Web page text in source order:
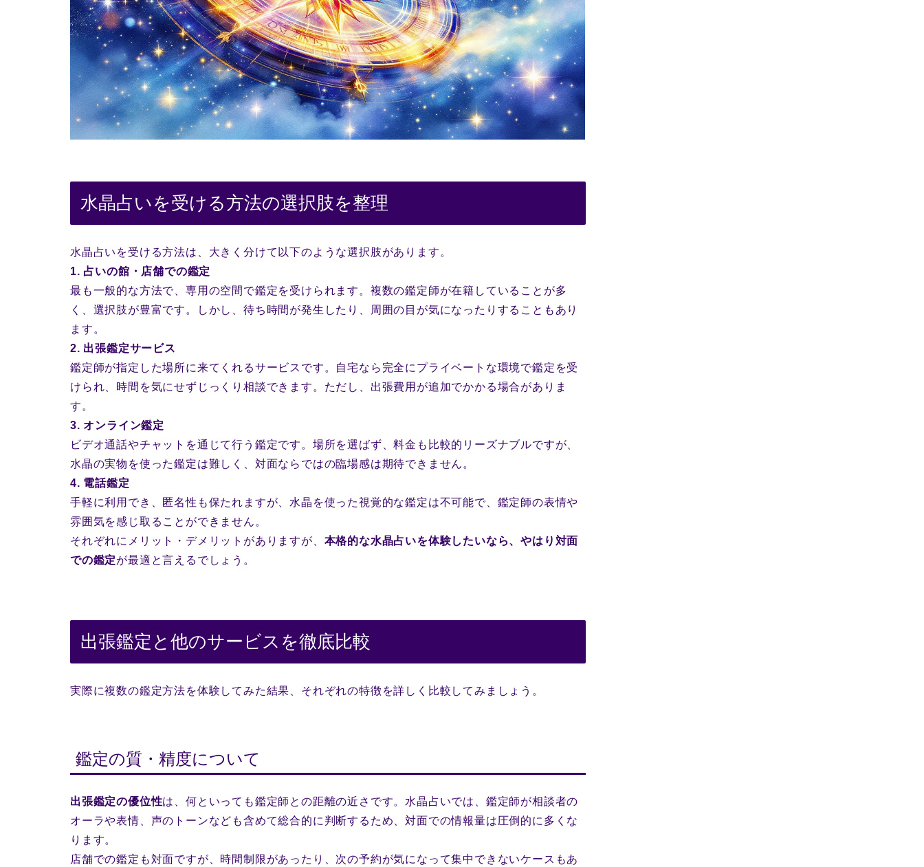
水晶占いを受ける方法の選択肢を整理
水晶占いを受ける方法は、大きく分けて以下のような選択肢があります。
1. 占いの館・店舗での鑑定
最も一般的な方法で、専用の空間で鑑定を受けられます。複数の鑑定師が在籍していることが多
く、選択肢が豊富です。しかし、待ち時間が発生したり、周囲の目が気になったりすることもあり
ます。
2. 出張鑑定サービス
鑑定師が指定した場所に来てくれるサービスです。自宅なら完全にプライベートな環境で鑑定を受
けられ、時間を気にせずじっくり相談できます。ただし、出張費用が追加でかかる場合がありま
す。
3. オンライン鑑定
ビデオ通話やチャットを通じて行う鑑定です。場所を選ばず、料金も比較的リーズナブルですが、
水晶の実物を使った鑑定は難しく、対面ならではの臨場感は期待できません。
4. 電話鑑定
手軽に利用でき、匿名性も保たれますが、水晶を使った視覚的な鑑定は不可能で、鑑定師の表情や
雰囲気を感じ取ることができません。
それぞれにメリット・デメリットがありますが、 本格的な水晶占いを体験したいなら、やはり対面
での鑑定が最適と言えるでしょう。
出張鑑定と他のサービスを徹底比較
実際に複数の鑑定方法を体験してみた結果、それぞれの特徴を詳しく比較してみましょう。
鑑定の質・精度について
出張鑑定の優位性は、何といっても鑑定師との距離の近さです。水晶占いでは、鑑定師が相談者の
オーラや表情、声のトーンなども含めて総合的に判断するため、対面での情報量は圧倒的に多くな
ります。
店舗での鑑定も対面ですが、時間制限があったり、次の予約が気になって集中できないケースもあ